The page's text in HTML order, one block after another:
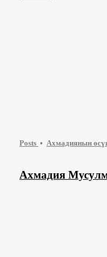
Posts Ахмадиянын
Ахмадия